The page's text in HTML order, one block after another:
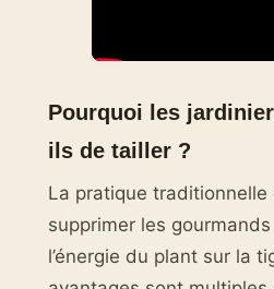
Pourquoi les
ils de tailler ?
La pratique traditionnelle
supprimer les
l’énergie du plant sur la